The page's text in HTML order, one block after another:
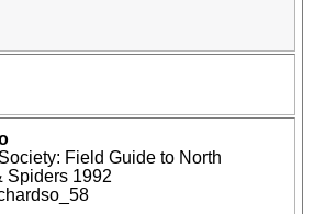
Field Guide to North
Spiders 1992